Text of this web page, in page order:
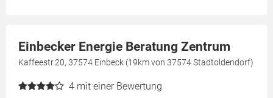
Einbecker Energie Beratung Zentrum
Kaffeestr.20, 37574 Einbeck (19km von 37574 Stadtoldendorf)
4 mit einer Bewertung